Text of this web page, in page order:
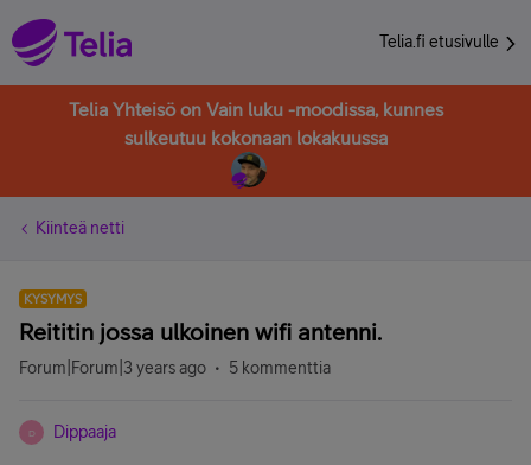
Telia.fi etusivulle
Telia Yhteisö on Vain luku -moodissa, kunnes
sulkeutuu kokonaan lokakuussa
Kiinteä netti
KYSYMYS
Reititin jossa ulkoinen wifi antenni.
Forum|Forum|3 years ago 5 kommenttia
D Dippaaja